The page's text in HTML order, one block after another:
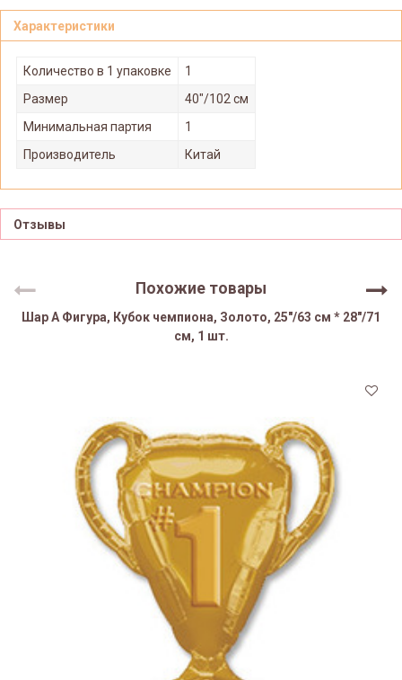
Характеристики
Количество в 1 упаковке
1
Размер
40"/102 см
Минимальная партия
1
Производитель
Китай
Отзывы
Похожие товары
Шар А Фигура, Кубок чемпиона, Золото, 25"/63 см * 28"/71
см, 1 шт.